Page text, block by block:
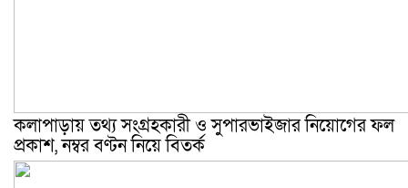
কলাপাড়ায় তথ্য সংগ্রহকারী ও সুপারভাইজার নিয়োগের ফল
প্রকাশ, নম্বর বণ্টন নিয়ে বিতর্ক